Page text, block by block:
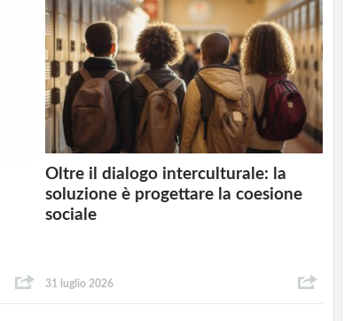
Oltre il dialogo interculturale: la
soluzione è progettare la coesione
sociale
31 luglio 2026